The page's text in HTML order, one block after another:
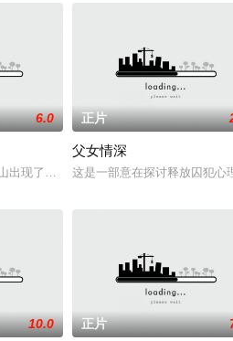
6.0
出现了一个自称“十二宫”的杀人狂，杀人
正片
父女情深
这是一部意在探讨释放囚犯心
10.0 正片